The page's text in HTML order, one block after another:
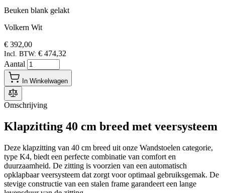
Beuken blank gelakt
Volkern Wit
€ 392,00
Incl. BTW: € 474,32
Aantal
In Winkelwagen
Omschrijving
Klapzitting 40 cm breed met veersysteem
Deze klapzitting van 40 cm breed uit onze Wandstoelen categorie,
type K4, biedt een perfecte combinatie van comfort en
duurzaamheid. De zitting is voorzien van een automatisch
opklapbaar veersysteem dat zorgt voor optimaal gebruiksgemak. De
stevige constructie van een stalen frame garandeert een lange